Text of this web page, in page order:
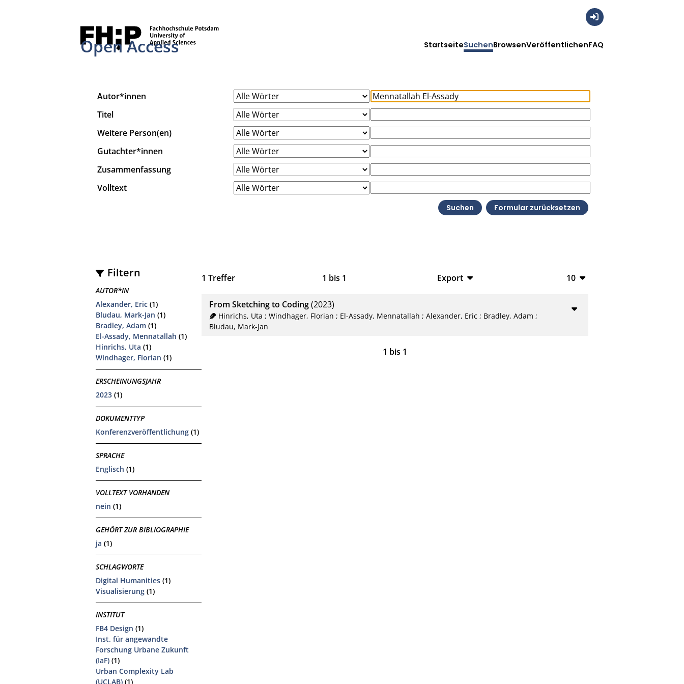
Open Access StartseiteSuchenBrowsenVeröffentlichenFAQ
Autor*innen
Titel
Weitere Person(en)
Gutachter*innen
Zusammenfassung
Volltext
Filtern
AUTOR*IN
Alexander, Eric (1)
Bludau, Mark-Jan (1)
Bradley, Adam (1)
El-Assady, Mennatallah (1)
Hinrichs, Uta (1)
Windhager, Florian (1)
ERSCHEINUNGSJAHR
2023 (1)
DOKUMENTTYP
Konferenzveröffentlichung (1)
SPRACHE
Englisch (1)
VOLLTEXT VORHANDEN
nein (1)
GEHÖRT ZUR BIBLIOGRAPHIE
ja (1)
SCHLAGWORTE
Digital Humanities (1)
Visualisierung (1)
INSTITUT
FB4 Design (1)
Inst. für angewandte
Forschung Urbane Zukunft
(IaF) (1)
Urban Complexity Lab
(UCLAB) (1)
1 Treffer 1 bis 1
Export
CSV
10
20
From Sketching to Coding(2023)
Hinrichs, Uta ;Windhager, Florian ; El-Assady, Mennatallah ;Alexander, Eric ; Bradley, Adam ;
Bludau, Mark-Jan
1 bis 1